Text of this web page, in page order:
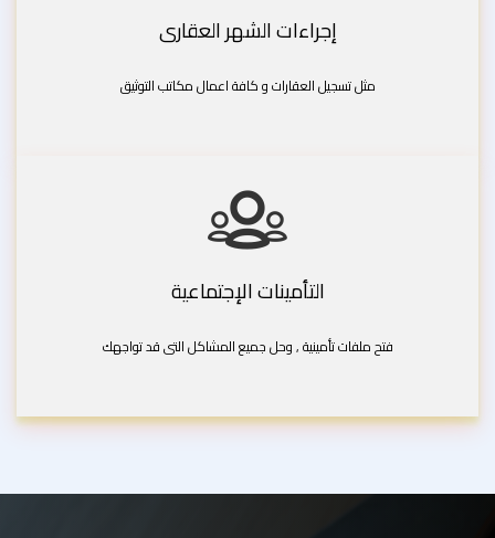
إجراءات الشهر العقارى
مثل تسجيل العقارات و كافة اعمال مكاتب التوثيق
التأمينات الإجتماعية
فتح ملفات تأمينية , وحل جميع المشاكل التى قد تواجهك